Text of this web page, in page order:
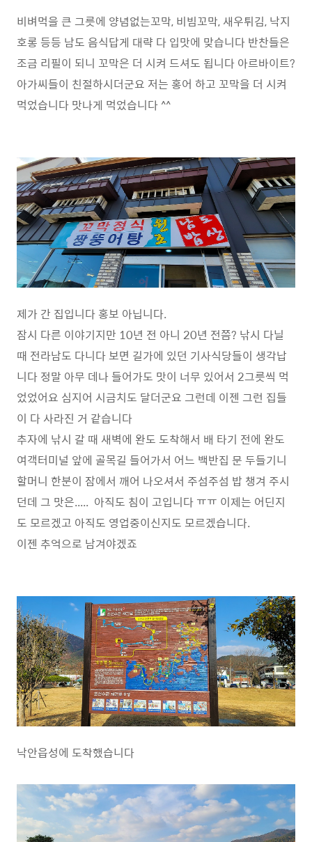
비벼먹을 큰 그릇에 양념없는꼬막, 비빔꼬막, 새우튀김, 낙지
호롱 등등 남도 음식답게 대략 다 입맛에 맞습니다 반찬들은
조금 리필이 되니 꼬막은 더 시켜 드셔도 됩니다 아르바이트?
아가씨들이 친절하시더군요 저는 홍어 하고 꼬막을 더 시켜
먹었습니다 맛나게 먹었습니다 ^^
제가 간 집입니다 홍보 아닙니다.
잠시 다른 이야기지만 10년 전 아니 20년 전쯤? 낚시 다닐
때 전라남도 다니다 보면 길가에 있던 기사식당들이 생각납
니다 정말 아무 데나 들어가도 맛이 너무 있어서 2그릇씩 먹
었었어요 심지어 시금치도 달더군요 그런데 이젠 그런 집들
이 다 사라진 거 같습니다
추자에 낚시 갈 때 새벽에 완도 도착해서 배 타기 전에 완도
여객터미널 앞에 골목길 들어가서 어느 백반집 문 두들기니
할머니 한분이 잠에서 깨어 나오셔서 주섬주섬 밥 챙겨 주시
던데 그 맛은..... 아직도 침이 고입니다 ㅠㅠ 이제는 어딘지
도 모르겠고 아직도 영업중이신지도 모르겠습니다.
이젠 추억으로 남겨야겠죠
낙안읍성에 도착했습니다